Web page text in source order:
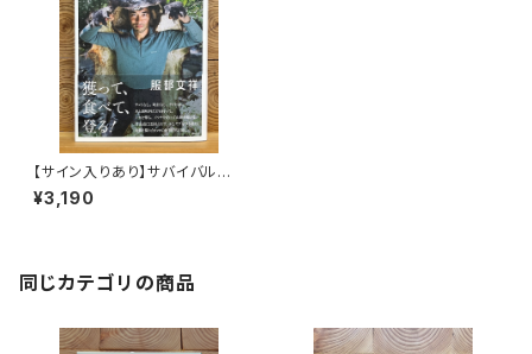
【サイン入りあり】サバイバル登
山入門
¥3,190
同じカテゴリの商品